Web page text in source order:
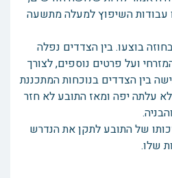
עבודות השיפוץ למעלה מתשעה
בוצעו. בין הצדדים נפלה
ועל פרטים נוספים, לצורך
בין הצדדים בנוכחות המתכננת
עלתה יפה ומאז התובע לא חזר
של התובע לתקן את הנדרש
שלו.